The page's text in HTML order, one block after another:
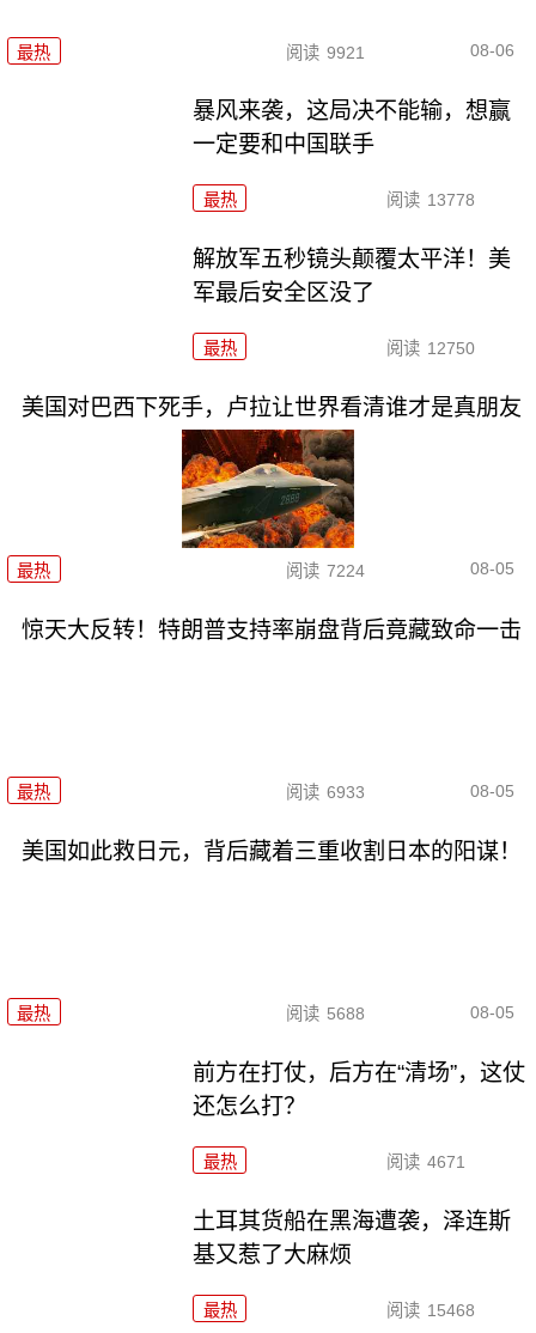
最热 阅读 9921 08-06
暴风来袭，这局决不能输，想赢
一定要和中国联手
最热 阅读 13778
解放军五秒镜头颠覆太平洋！美
军最后安全区没了
最热 阅读 12750
美国对巴西下死手，卢拉让世界看清谁才是真朋友
最热 阅读 7224 08-05
惊天大反转！特朗普支持率崩盘背后竟藏致命一击
最热 阅读 6933 08-05
美国如此救日元，背后藏着三重收割日本的阳谋！
最热 阅读 5688 08-05
前方在打仗，后方在“清场”，这仗
还怎么打？
最热 阅读 4671
土耳其货船在黑海遭袭，泽连斯
基又惹了大麻烦
最热 阅读 15468